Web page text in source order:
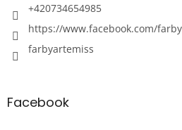
+420734654985
https://www.facebook.com/
farbyartemiss
Facebook